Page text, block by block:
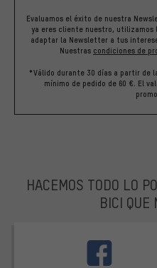
Evaluamos el éxito de nuestra
ya eres cliente nuestro, utilizamos
adaptar la Newsletter a tus
Nuestras condiciones de
*Válido durante 30 días a partir de
mínimo de pedido de 60 €. El
HACEMOS TODO LO
BICI QUE